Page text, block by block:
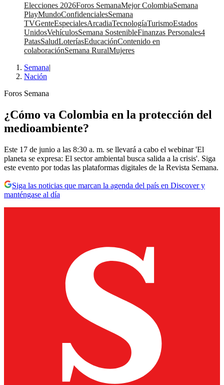
Elecciones 2026Foros SemanaMejor ColombiaSemana
PlayMundoConfidencialesSemana
TVGenteEspecialesArcadiaTecnologíaTurismoEstados
UnidosVehículosSemana SostenibleFinanzas Personales4
PatasSaludLoteríasEducaciónContenido en
colaboraciónSemana RuralMujeres
Semana|
Nación
Foros Semana
¿Cómo va Colombia en la protección del
medioambiente?
Este 17 de junio a las 8:30 a. m. se llevará a cabo el webinar 'El
planeta se expresa: El sector ambiental busca salida a la crisis'. Siga
este evento por todas las plataformas digitales de la Revista Semana.
Siga las noticias que marcan la agenda del país en Discover y
manténgase al día